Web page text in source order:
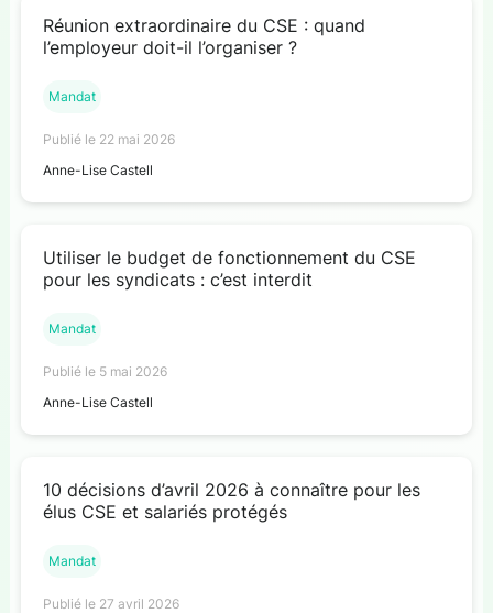
Réunion extraordinaire du CSE : quand
l’employeur doit-il l’organiser ?
Mandat
Publié le 22 mai 2026
Anne-Lise Castell
Utiliser le budget de fonctionnement du CSE
pour les syndicats : c’est interdit
Mandat
Publié le 5 mai 2026
Anne-Lise Castell
10 décisions d’avril 2026 à connaître pour les
élus CSE et salariés protégés
Mandat
Publié le 27 avril 2026